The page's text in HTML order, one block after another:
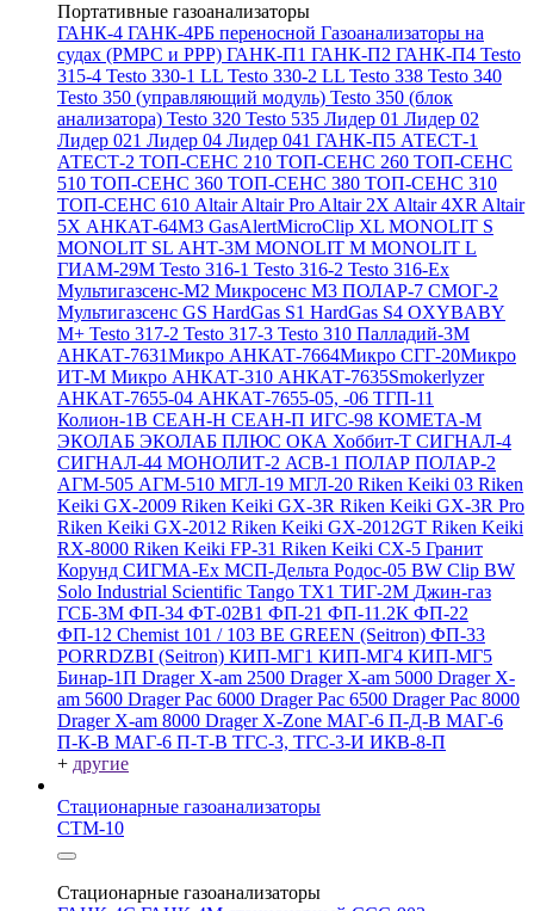
Портативные газоанализаторы
ГАНК-4 ГАНК-4РБ переносной Газоанализаторы на
судах (РМРС и РРР) ГАНК-П1 ГАНК-П2 ГАНК-П4 Testo
315-4 Testo 330-1 LL Testo 330-2 LL Testo 338 Testo 340
Testo 350 (управляющий модуль) Testo 350 (блок
анализатора) Testo 320 Testo 535 Лидер 01 Лидер 02
Лидер 021 Лидер 04 Лидер 041 ГАНК-П5 АТЕСТ-1
АТЕСТ-2 ТОП-СЕНС 210 ТОП-СЕНС 260 ТОП-СЕНС
510 ТОП-СЕНС 360 ТОП-СЕНС 380 ТОП-СЕНС 310
ТОП-СЕНС 610 AltairAltair Pro Altair 2X Altair 4XR Altair
5X АНКАТ-64М3 GasAlertMicroClip XL MONOLIT S
MONOLIT SL АНТ-3М MONOLIT M MONOLIT L
ГИАМ-29М Testo 316-1 Testo 316-2 Testo 316-Ex
Мультигазсенс-М2 Микросенс М3 ПОЛАР-7 СМОГ-2
Мультигазсенс GS HardGas S1 HardGas S4 OXYBABY
M+ Testo 317-2 Testo 317-3 Testo 310 Палладий-3М
АНКАТ-7631Микро АНКАТ-7664Микро СГГ-20Микро
ИТ-М Микро АНКАТ-310 АНКАТ-7635Smokerlyzer
АНКАТ-7655-04 АНКАТ-7655-05, -06 ТГП-11
Колион-1В СЕАН-Н СЕАН-П ИГС-98 КОМЕТА-М
ЭКОЛАБ ЭКОЛАБ ПЛЮС ОКА Хоббит-Т СИГНАЛ-4
СИГНАЛ-44 МОНОЛИТ-2 АСВ-1 ПОЛАР ПОЛАР-2
АГМ-505 АГМ-510 МГЛ-19 МГЛ-20 Riken Keiki 03 Riken
Keiki GX-2009 Riken Keiki GX-3R Riken Keiki GX-3R Pro
Riken Keiki GX-2012 Riken Keiki GX-2012GT Riken Keiki
RX-8000 Riken Keiki FP-31 Riken Keiki CX-5 Гранит
Корунд СИГМА-Ех МСП-Дельта Родос-05 BW Clip BW
Solo Industrial Scientific Tango TX1 ТИГ-2М Джин-газ
ГСБ-3М ФП-34 ФТ-02В1 ФП-21 ФП-11.2К ФП-22
ФП-12 Chemist 101 / 103 BE GREEN (Seitron) ФП-33
PORRDZBI (Seitron) КИП-МГ1 КИП-МГ4 КИП-МГ5
Бинар-1П Drager X-am 2500 Drager X-am 5000 Drager X-
am 5600 Drager Pac 6000 Drager Pac 6500 Drager Pac 8000
Drager X-am 8000 Drager X-Zone МАГ-6 П-Д-В МАГ-6
П-К-В МАГ-6 П-Т-В ТГС-3, ТГС-3-И ИКВ-8-П
+ другие
Стационарные газоанализаторы
СТМ-10
Стационарные газоанализаторы